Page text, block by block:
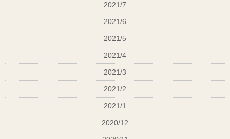
2021/7
2021/6
2021/5
2021/4
2021/3
2021/2
2021/1
2020/12